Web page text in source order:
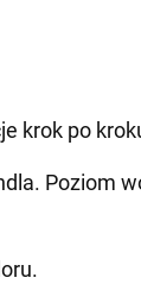
krok po
Poziom